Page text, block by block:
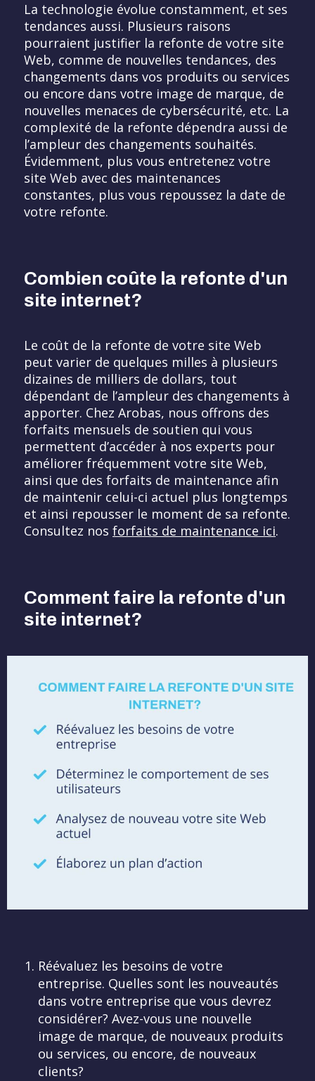
La technologie évolue constamment, et ses
tendances aussi. Plusieurs raisons
pourraient justifier la refonte de votre site
Web, comme de nouvelles tendances, des
changements dans vos produits ou services
ou encore dans votre image de marque, de
nouvelles menaces de cybersécurité, etc. La
complexité de la refonte dépendra aussi de
l’ampleur des changements souhaités.
Évidemment, plus vous entretenez votre
site Web avec des maintenances
constantes, plus vous repoussez la date de
votre refonte.
Combien coûte la refonte d'un
site internet?
Le coût de la refonte de votre site Web
peut varier de quelques milles à plusieurs
dizaines de milliers de dollars, tout
dépendant de l’ampleur des changements à
apporter. Chez Arobas, nous offrons des
forfaits mensuels de soutien qui vous
permettent d’accéder à nos experts pour
améliorer fréquemment votre site Web,
ainsi que des forfaits de maintenance afin
de maintenir celui-ci actuel plus longtemps
et ainsi repousser le moment de sa refonte.
Consultez nos forfaits de maintenance ici.
Comment faire la refonte d'un
site internet?
Réévaluez les besoins de votre
entreprise. Quelles sont les nouveautés
dans votre entreprise que vous devrez
considérer? Avez-vous une nouvelle
image de marque, de nouveaux produits
ou services, ou encore, de nouveaux
clients?